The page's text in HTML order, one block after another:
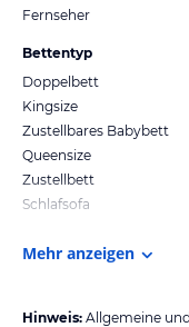
Fernseher
Bettentyp
Doppelbett
Kingsize
Zustellbares Babybett
Queensize
Zustellbett
Schlafsofa
Mehr anzeigen
Hinweis: Allgemeine